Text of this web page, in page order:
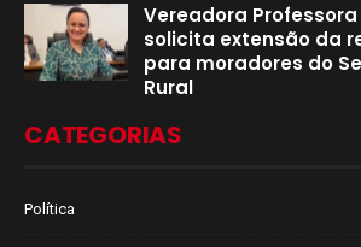
Vereadora
solicita extensão da
para moradores do
Rural
CATEGORIAS
Política